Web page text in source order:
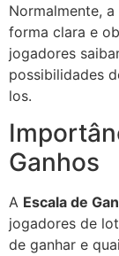
Normalmente, a
forma clara e
jogadores
possibilidades
los.
Ganhos
A Escala de
jogadores de
de ganhar e